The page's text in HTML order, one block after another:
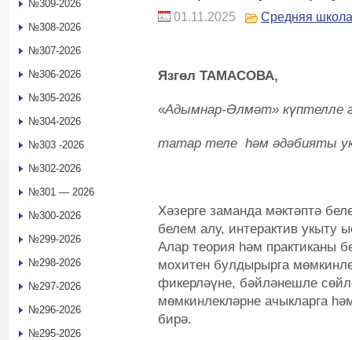
01.11.2025 Средняя школа
Язгөл ТАМАСОВА,
«Адымнар-Әлмәт» күптелле
татар теле һәм әдәбияты
Хәзерге заманда мәктәптә
белем алу, интерактив
Алар теория һәм практиканы
мохитен булдырырга
фикерләүне, бәйләнешле
мөмкинлекләрне ачыкларга
бирә.
№309-2026
№308-2026
№307-2026
№306-2026
№305-2026
№304-2026
№303 -2026
№302-2026
№301 — 2026
№300-2026
№299-2026
№298-2026
№297-2026
№296-2026
№295-2026